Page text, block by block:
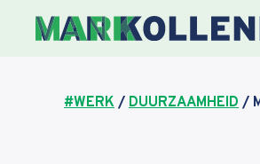
#WERK / DUURZAAMHEID /